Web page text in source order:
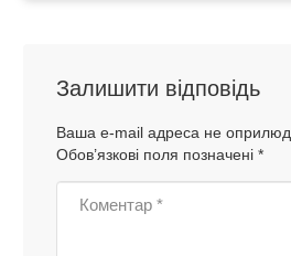
Залишити відповідь
Ваша e-mail адреса не
Обов’язкові поля позначені *